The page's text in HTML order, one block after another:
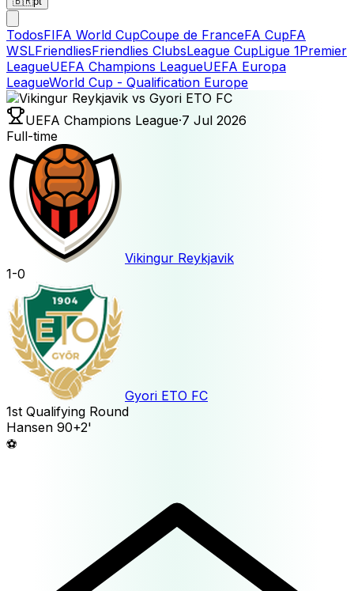
TodosFIFA World CupCoupe de FranceFA CupFA
WSLFriendliesFriendlies ClubsLeague CupLigue 1Premier
LeagueUEFA Champions LeagueUEFA Europa
LeagueWorld Cup - Qualification Europe
UEFA Champions League·7 Jul 2026
Full-time
Vikingur Reykjavik
1-0
Gyori ETO FC
1st Qualifying Round
Hansen 90+2'
⚽